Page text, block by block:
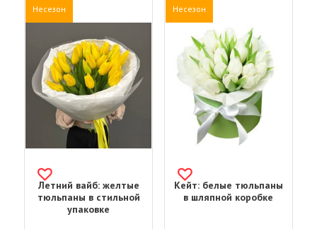
Несезон
Летний вайб: желтые
тюльпаны в стильной
упаковке
Несезон
Кейт: белые тюльпаны
в шляпной коробке